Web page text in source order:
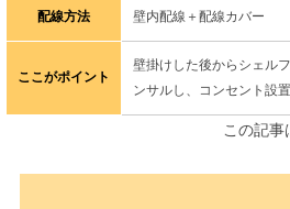
配線方法 壁内配線＋配線カバー
ここがポイント
壁掛けした後からシェル
ンサルし、コンセント設
この記事